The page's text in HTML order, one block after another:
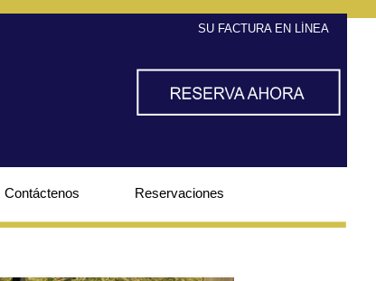
SU FACTURA EN LÍNEA
Contáctenos Reservaciones